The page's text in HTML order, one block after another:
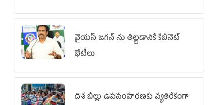
వైయ‌స్ జగన్‌ ను తిట్టడానికే కేబినెట్‌
భేటీలు
దిశ బిల్లు ఉపసంహరణకు వ్యతిరేకంగా